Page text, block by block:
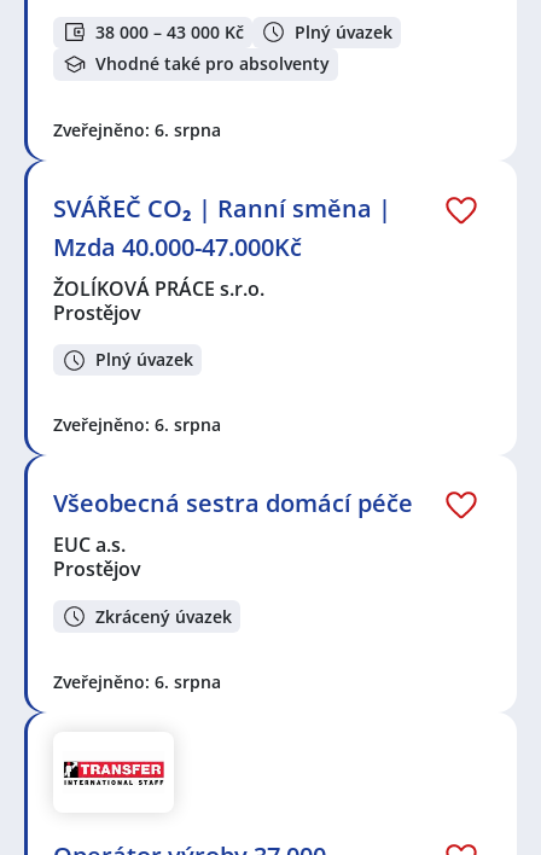
38 000 – 43 000 Kč
Plný úvazek
Vhodné také pro absolventy
Zveřejněno: 6. srpna
SVÁŘEČ CO₂ | Ranní směna |
Mzda 40.000-47.000Kč
ŽOLÍKOVÁ PRÁCE s.r.o.
Prostějov
Plný úvazek
Zveřejněno: 6. srpna
Všeobecná sestra domácí péče
EUC a.s.
Prostějov
Zkrácený úvazek
Zveřejněno: 6. srpna